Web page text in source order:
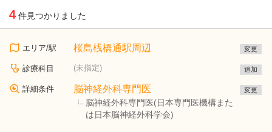
4 件見つかりました
エリア/駅 桜島桟橋通駅周辺 変更
診療科目 (未指定) 追加
詳細条件 脳神経外科専門医
脳神経外科専門医(日本専門医機構また
は日本脳神経外科学会)
変更